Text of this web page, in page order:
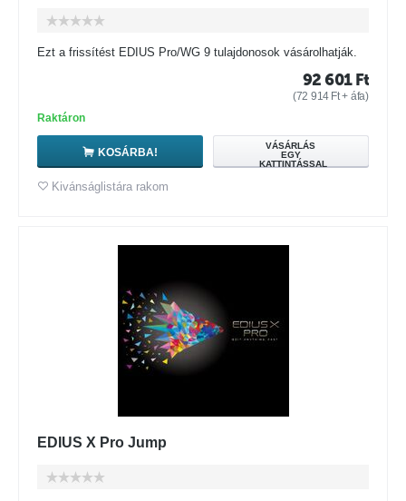
Ezt a frissítést EDIUS Pro/WG 9 tulajdonosok vásárolhatják.
92 601 Ft
(72 914 Ft+ áfa)
Raktáron
KOSÁRBA!
VÁSÁRLÁS
EGY
KATTINTÁSSAL
Kivánságlistára rakom
EDIUS X Pro Jump